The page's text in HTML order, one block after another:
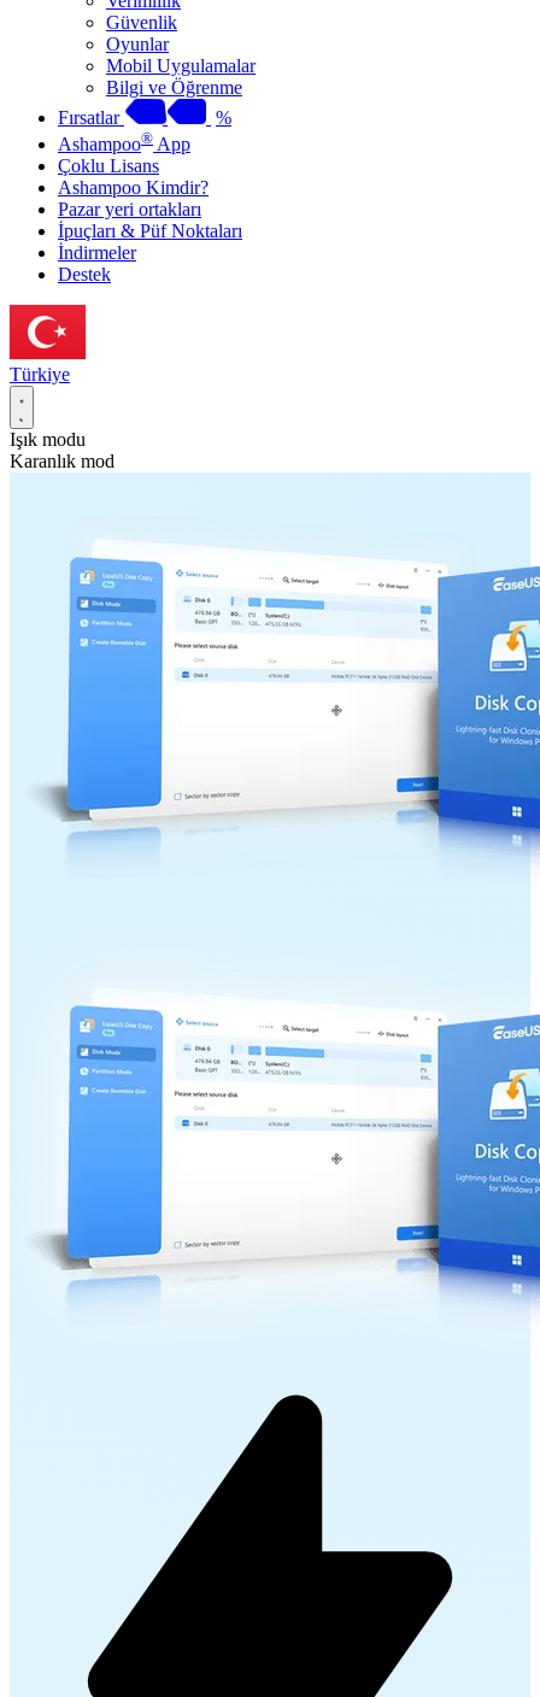
Güvenlik
Oyunlar
Mobil Uygulamalar
Bilgi ve Öğrenme
Fırsatlar
%
Ashampoo® App
Çoklu Lisans
Ashampoo Kimdir?
Pazar yeri ortakları
İpuçları & Püf Noktaları
İndirmeler
Destek
Türkiye
Işık modu
Karanlık mod